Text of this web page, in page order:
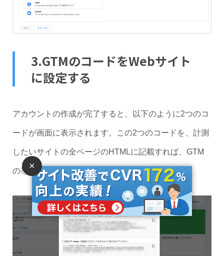
3.GTMのコードをWebサイト
に設定する
アカウントの作成が完了すると、以下のように2つのコ
ードが画面に表示されます。この2つのコードを、計測
したいサイトの全ページのHTMLに記載すれば、GTM
の導入は完了です。
×